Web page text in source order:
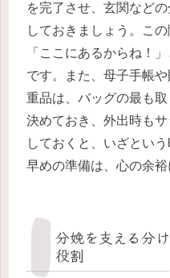
を完了させ、玄関など
しておきましょう。こ
「ここにあるからね！
です。また、母子手帳
重品は、バッグの最も
決めておき、外出時も
しておくと、いざとい
早めの準備は、心の余裕
分娩を支える分
役割